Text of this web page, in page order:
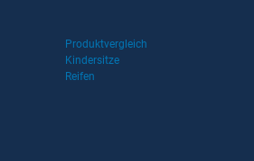
Produktvergleich
Kindersitze
Reifen